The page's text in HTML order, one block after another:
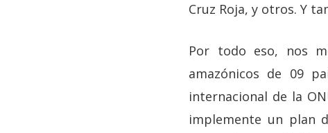
Cruz Roja, y otros. Y
Por todo eso, nos
amazónicos de 09
internacional de la
implemente un plan